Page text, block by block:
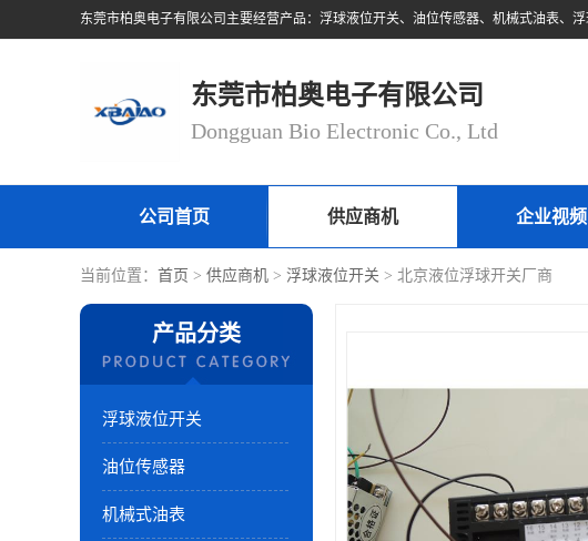
东莞市柏奥电子有限公司
Dongguan Bio Electronic Co., Ltd
公司首页 供应商机 企业视频
当前位置： 首页 > 供应商机 > 浮球液位开关 > 北京液位浮球开关厂商
产品分类
浮球液位开关
油位传感器
机械式油表